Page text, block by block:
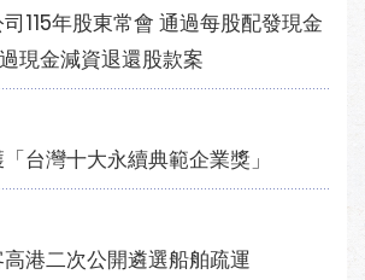
115年股東常會 通過每股配發現金
現金減資退還股款案
台灣十大永續典範企業獎」
港二次公開遴選船舶疏運